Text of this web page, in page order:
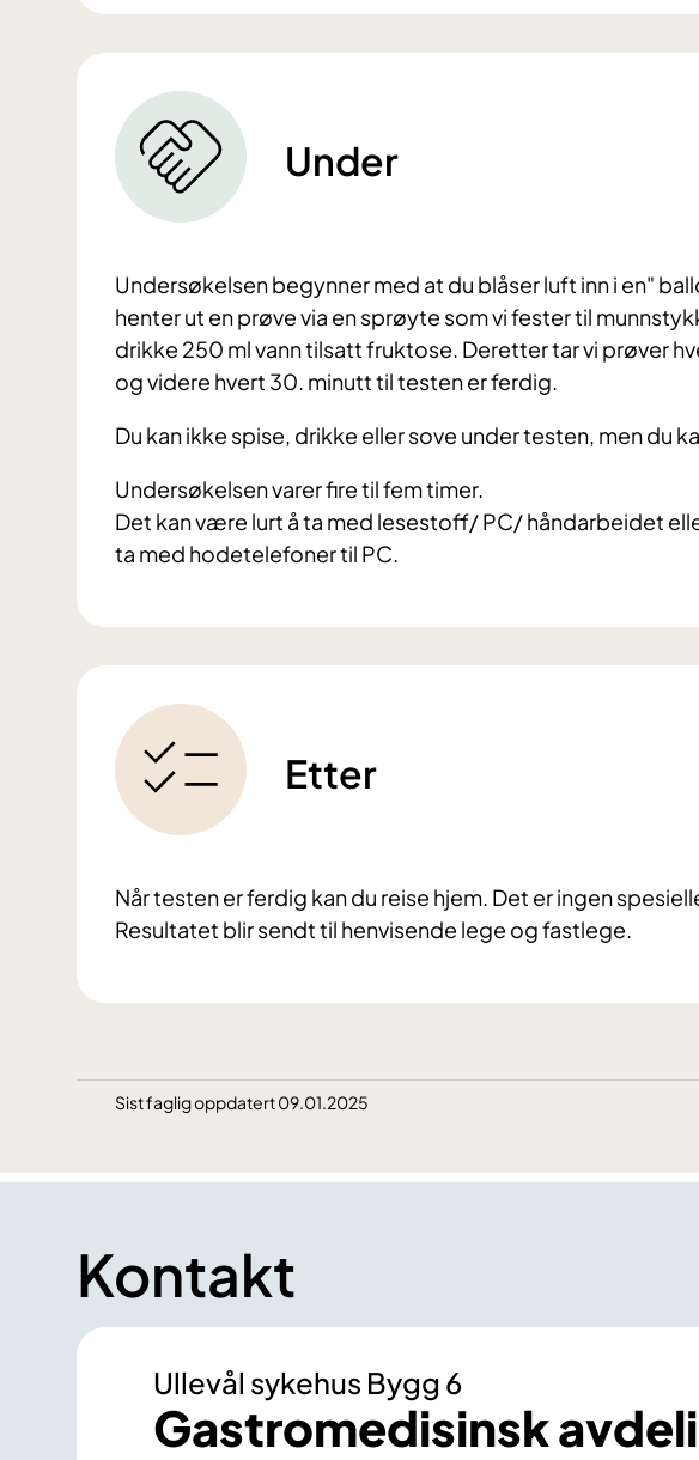
Under
Undersøkelsen begynner med at du blåser luft inn i en"
henter ut en prøve via en sprøyte som vi fester til
drikke 250 ml vann tilsatt fruktose. Deretter tar vi prøver
og videre hvert 30. minutt til testen er ferdig.
Du kan ikke spise, drikke eller sove under testen, men du
Undersøkelsen varer fire til fem timer.
Det kan være lurt å ta med lesestoff/ PC/ håndarbeidet
ta med hodetelefoner til PC.
Etter
Når testen er ferdig kan du reise hjem. Det er ingen
Resultatet blir sendt til henvisende lege og fastlege.
Sist faglig oppdatert 09.01.2025
Kontakt
Ullevål sykehus Bygg 6
Gastromedisinsk